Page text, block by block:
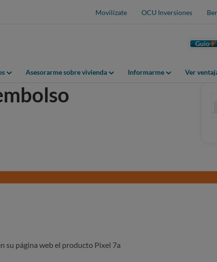
Movilízate OCU Inversiones
Guio
Asesorarme sobre vivienda Informarme Ver
su página web el producto Pixel 7a